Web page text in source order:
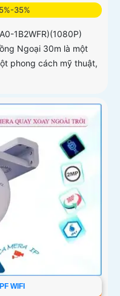
35%
1B2WFR)(1080P)
Ngoại 30m là một
phong cách mỹ thuật,
WIFI